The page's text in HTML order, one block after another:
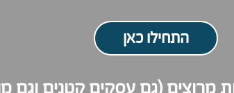
התחילו כאן
מרוצים (גם עסקים קטנים וגם